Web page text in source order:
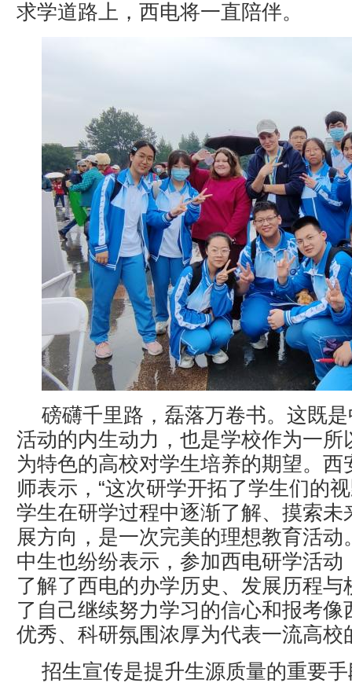
求学道路上，西电将一直陪伴。
磅礴千里路，磊落万卷书。这既
活动的内生动力，也是学校作为一所
为特色的高校对学生培养的期望。西
师表示，“这次研学开拓了学生们的
学生在研学过程中逐渐了解、摸索未
展方向，是一次完美的理想教育活动
中生也纷纷表示，参加西电研学活动
了解了西电的办学历史、发展历程与
了自己继续努力学习的信心和报考像
优秀、科研氛围浓厚为代表一流高校
招生宣传是提升生源质量的重要